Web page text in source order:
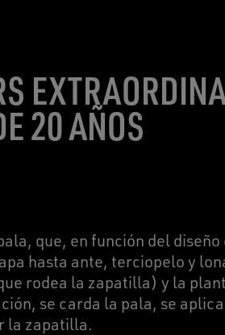
20 AÑOS
que, en función del
hasta ante, terciopelo y
rodea la zapatilla) y la
se carda la pala, se
la zapatilla.